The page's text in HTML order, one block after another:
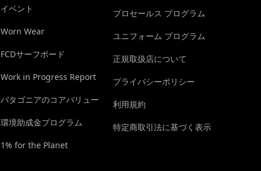
イベント
Worn Wear
FCDサーフボード
Work in Progress Report
パタゴニアのコアバリュー
環境助成金プログラム
1% for the Planet
プロセールス プログラム
ユニフォーム プログラム
正規取扱店について
プライバシーポリシー
利用規約
特定商取引法に基づく表示